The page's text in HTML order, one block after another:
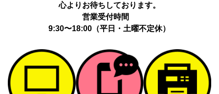
心よりお待ちしております。
営業受付時間
9:30〜18:00（平日・土曜不定休）